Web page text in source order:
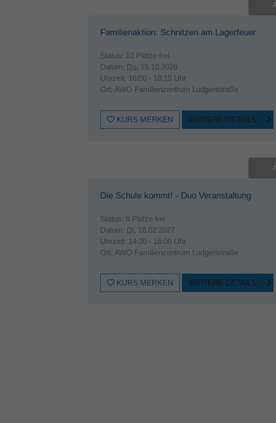
Familienaktion: Schnitzen am Lagerfeuer
Status: 10 Plätze frei
Datum: Do. 15.10.2026
Uhrzeit: 16:00 - 18:15 Uhr
Ort: AWO Familienzentrum Ludgeristraße
KURS MERKEN WEITERE DETAILS
Die Schule kommt! - Duo Veranstaltung
Status: 8 Plätze frei
Datum: Di. 16.02.2027
Uhrzeit: 14:30 - 16:00 Uhr
Ort: AWO Familienzentrum Ludgeristraße
KURS MERKEN WEITERE DETAILS